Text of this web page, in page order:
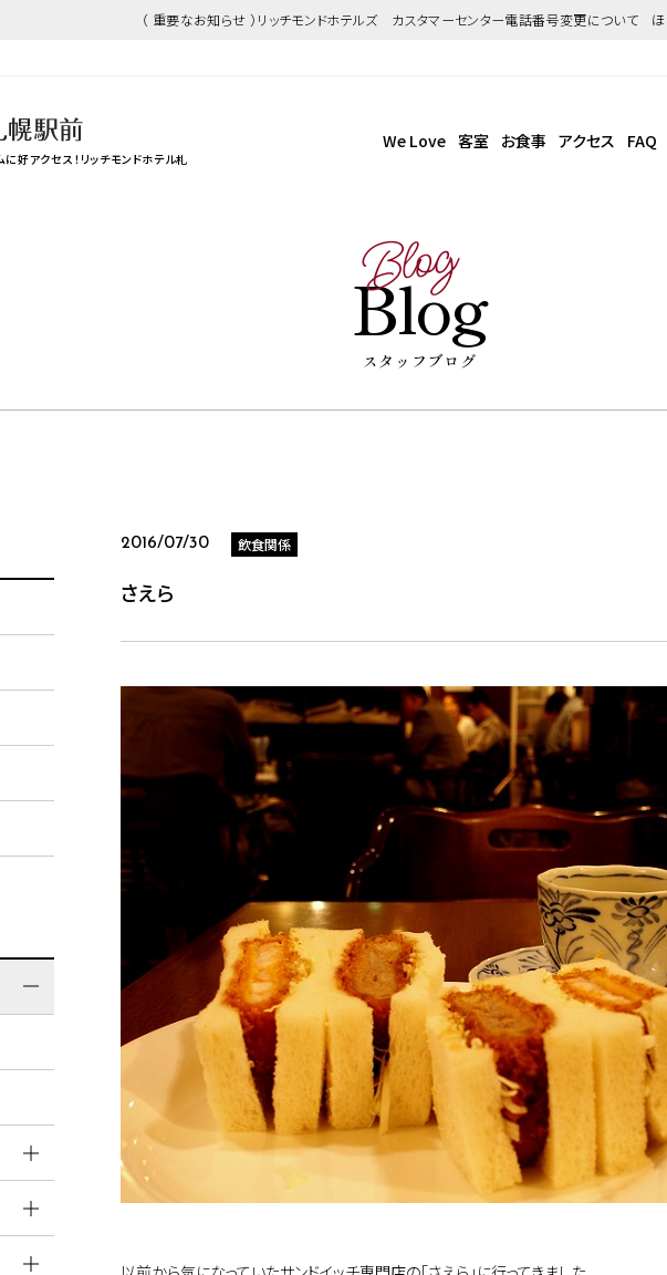
（ 重要なお知らせ ）リッチモンドホテルズ カスタマーセンター電話番号変更について
好アクセス！リッチモンドホテル札
We Love 客室 お食事 アクセス FAQ
Blog
Blog
スタッフブログ
2016/07/30 飲食関係
さえら